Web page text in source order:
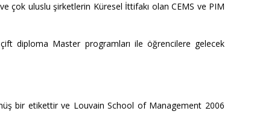
çok uluslu şirketlerin Küresel İttifakı olan CEMS ve PIM
diploma Master programları ile öğrencilere gelecek
bir etikettir ve Louvain School of Management 2006